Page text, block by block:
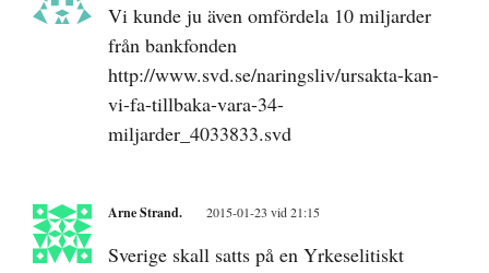
Vi kunde ju även omfördela 10 miljarder
från bankfonden
http://www.svd.se/naringsliv/ursakta-kan-
vi-fa-tillbaka-vara-34-
miljarder_4033833.svd
Arne Strand. 2015-01-23 vid 21:15
Sverige skall satts på en Yrkeselitiskt